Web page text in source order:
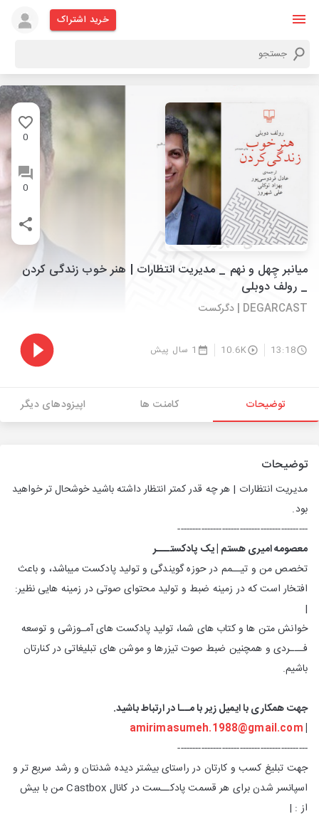
خرید اشتراک
0
0
میانبر چِهل و نهم _ مدیریت انتظارات | هنر خوب زندگی کردن
_ رولف دوبلی
DEGARCAST | دگرکست
13:18
10.6K 1 سال پیش
توضیحات کامنت ها اپیزودهای دیگر
توضیحات
مديريت انتظارات | هر چه قدر كمتر انتظار داشته باشيد خوشحال تر خواهيد
بود.
--------------------------------------------
معصومه امیری هستم | یک پادکستـــر
تخصص من و تیــمم در حوزه گویندگی و تولید پادکست میباشد، و باعث
افتخار است که در زمینه ضبط و تولید محتوای صوتی در زمینه هایی نظیر:
|
خوانش متن ها و کتاب های شما، تولید پادکست های آمـوزشی و توسعه
فـــردی و همچنین ضبط صوت تیزرها و موشن های تبلیغاتی در کنارتان
باشیم.
جهت همکاری با ایمیل زیر با مــا در ارتباط باشید.
|
amirimasumeh.1988@gmail.com
--------------------------------------------
جهت تبلیغ کسب و کارتان در راستای بیشتر دیده شدنتان و رشد سریع تر و
اسپانسر شدن برای هر قسمت پادکــست در کانال Castbox من با بیش
از : |